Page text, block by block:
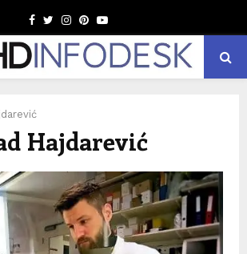
Facebook
TwitterInstagram
Pinterest
Youtube
Hajdarević